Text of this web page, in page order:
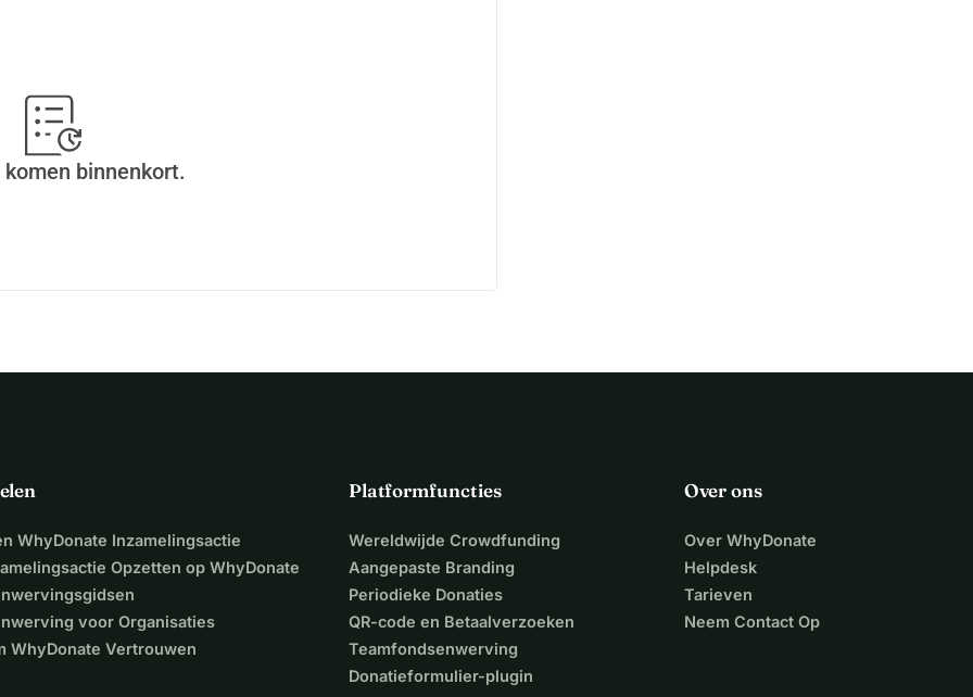
komen binnenkort.
WhyDonate Inzamelingsactie
Opzetten op WhyDonate
voor Organisaties
WhyDonate Vertrouwen
Platformfuncties
Wereldwijde Crowdfunding
Aangepaste Branding
Periodieke Donaties
QR-code en Betaalverzoeken
Teamfondsenwerving
Donatieformulier-plugin
Over ons
Over WhyDonate
Helpdesk
Tarieven
Neem Contact Op